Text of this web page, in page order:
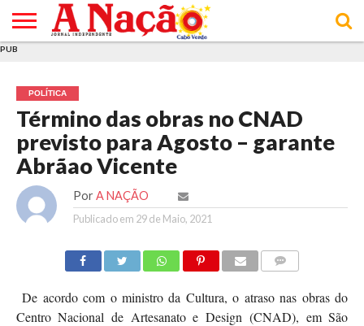
E DE
COOKIES
DE
UTILIZAÇÃO
PUB
POLÍTICA
Término das obras no CNAD
previsto para Agosto – garante
Abrãao Vicente
Por A NAÇÃO
Publicado em 29 de Maio, 2021
De acordo com o ministro da Cultura, o atraso nas obras do
Centro Nacional de Artesanato e Design (CNAD), em São